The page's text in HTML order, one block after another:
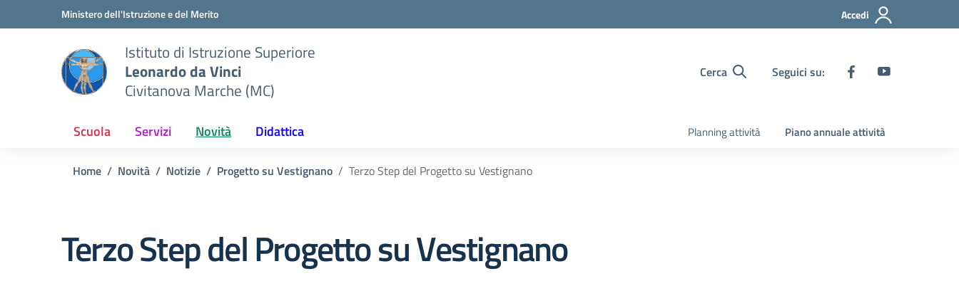
Vai ai contenuti
Vai al menu di navigazioneMinistero dell'Istruzione e del Merito Accedi
Istituto di Istruzione Superiore
Leonardo da Vinci
Civitanova Marche (MC)
Cerca Seguici su:
Scuola Servizi Novità Didattica Planning attività Piano annuale attività
Home Novità Notizie Progetto su Vestignano Terzo Step del Progetto su Vestignano
Terzo Step del Progetto su Vestignano